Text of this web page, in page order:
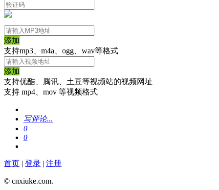
添加
支持mp3、m4a、ogg、wav等格式
添加
支持优酷、腾讯、土豆等视频站的视频网址
支持 mp4、mov 等视频格式
写评论...
0
0
首页 | 登录 | 注册
© cnxiuke.com.